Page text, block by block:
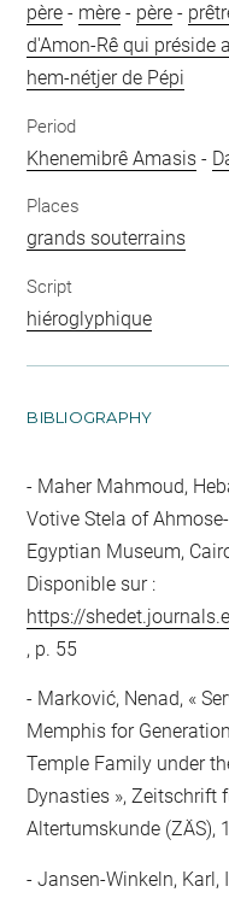
père - mère - père -
d'Amon-Rê qui préside
hem-nétjer de Pépi
Period
Khenemibrê Amasis -
Places
grands souterrains
Script
hiéroglyphique
BIBLIOGRAPHY
Maher Mahmoud,
Votive Stela of
Egyptian Museum,
Disponible sur :
https://
, p. 55
Marković, Nenad, «
Memphis for
Temple Family under
Dynasties », Zeitschrift
Altertumskunde (ZÄS),
Jansen-Winkeln, Karl,